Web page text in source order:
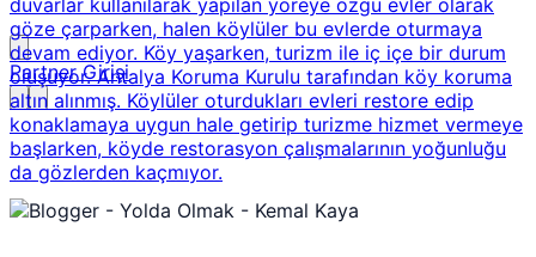
Partner Girişi
duvarlar kullanılarak yapılan yöreye özgü evler olarak
göze çarparken, halen köylüler bu evlerde oturmaya
devam ediyor. Köy yaşarken, turizm ile iç içe bir durum
oluşuyor. Antalya Koruma Kurulu tarafından köy koruma
altın alınmış. Köylüler oturdukları evleri restore edip
konaklamaya uygun hale getirip turizme hizmet vermeye
başlarken, köyde restorasyon çalışmalarının yoğunluğu
da gözlerden kaçmıyor.